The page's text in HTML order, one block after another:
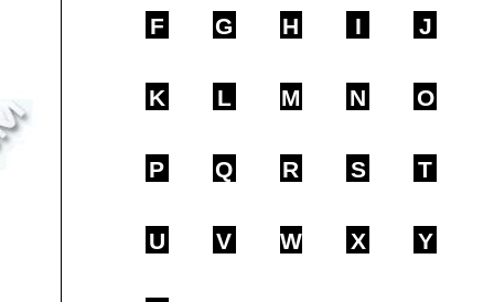
F G H I J
K L M N O
P Q R S T
U V W X Y